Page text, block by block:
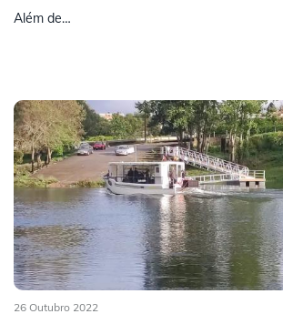
Além de…
26 Outubro 2022